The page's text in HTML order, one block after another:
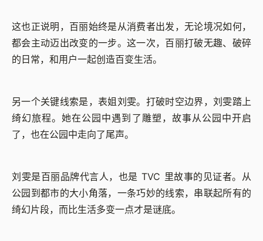
这也正说明，百丽始终是从消费者出发，无论境况如何，
都会主动迈出改变的⼀步。这一次，百丽打破无趣、破碎
的日常，和用户一起创造百变生活。
另一个关键线索是，表姐刘雯。打破时空边界，刘雯踏上
绮幻旅程。她在公园中遇到了雕塑，故事从公园中开启
了，也在公园中走向了尾声。
刘雯是百丽品牌代言人，也是 TVC 里故事的见证者。从
公园到都市的大小角落，一条巧妙的线索，串联起所有的
绮幻片段，而比生活多变一点才是谜底。